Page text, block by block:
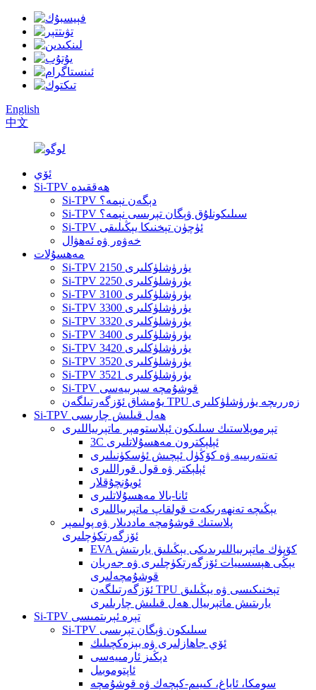
English
中文
ئۆي
Si-TPV ھەققىدە
Si-TPV دېگەن نېمە؟
Si-TPV سىلىكونلۇق ۋېگان تېرىسى نېمە؟
Si-TPV ئۈچۈن تېخنىكا يېڭىلىقى
خەۋەر ۋە ئەھۋال
مەھسۇلات
Si-TPV 2150 يۈرۈشلۈكلىرى
Si-TPV 2250 يۈرۈشلۈكلىرى
Si-TPV 3100 يۈرۈشلۈكلىرى
Si-TPV 3300 يۈرۈشلۈكلىرى
Si-TPV 3320 يۈرۈشلۈكلىرى
Si-TPV 3400 يۈرۈشلۈكلىرى
Si-TPV 3420 يۈرۈشلۈكلىرى
Si-TPV 3520 يۈرۈشلۈكلىرى
Si-TPV 3521 يۈرۈشلۈكلىرى
Si-TPV قوشۇمچە سېرىيەسى
يۇمشاق ئۆزگەرتىلگەن TPU زەررىچە يۈرۈشلۈكلىرى
Si-TPV ھەل قىلىش چارىسى
تېرموپلاستىك سىلىكون ئېلاستومېر ماتېرىياللىرى
3C ئېلېكترون مەھسۇلاتلىرى
تەنتەربىيە ۋە كۆڭۈل ئېچىش ئۈسكۈنىلىرى
ئېلېكتر ۋە قول قوراللىرى
ئويۇنچۇقلار
ئانا-بالا مەھسۇلاتلىرى
يېڭىچە تەنھەرىكەت قولقاپ ماتېرىياللىرى
پلاستىك قوشۇمچە ماددىلار ۋە پولىمېر
ئۆزگەرتكۈچلىرى
EVA كۆپۈك ماتېرىياللىرىدىكى يېڭىلىق يارىتىش
يېڭى ھېسسىيات ئۆزگەرتكۈچلىرى ۋە جەريان
قوشۇمچەلىرى
ئۆزگەرتىلگەن TPU تېخنىكىسى ۋە يېڭىلىق
يارىتىش ماتېرىيال ھەل قىلىش چارىلىرى
Si-TPV تېرە ئېرىتمىسى
Si-TPV سىلىكون ۋېگان تېرىسى
ئۆي جاھازلىرى ۋە بېزەكچىلىك
دېڭىز ئارمىيەسى
ئاپتوموبىل
سومكا، ئاياغ، كىيىم-كېچەك ۋە قوشۇمچە